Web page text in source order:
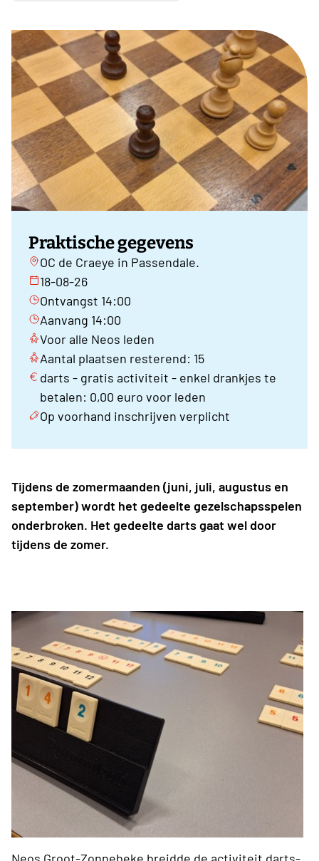
Praktische gegevens
OC de Craeye in Passendale.
18-08-26
Ontvangst 14:00
Aanvang 14:00
Voor alle Neos leden
Aantal plaatsen resterend: 15
darts - gratis activiteit - enkel drankjes te
betalen: 0,00 euro voor leden
Op voorhand inschrijven verplicht
Tijdens de zomermaanden (juni, juli, augustus en
september) wordt het gedeelte gezelschapsspelen
onderbroken. Het gedeelte darts gaat wel door
tijdens de zomer.